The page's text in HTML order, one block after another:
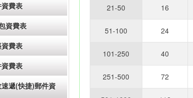
費表
資費表
費表
費表
遞(快捷)郵件資
21-50 16
51-100 24
101-250 40
251-500 72